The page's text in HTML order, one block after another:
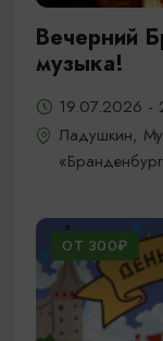
Вечерний
музыка!
19.07.2026 -
Ладушкин,
ОТ 300₽